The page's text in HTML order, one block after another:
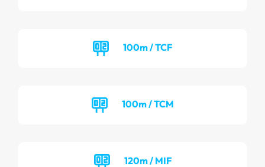
100m / TCF
100m / TCM
120m / MIF